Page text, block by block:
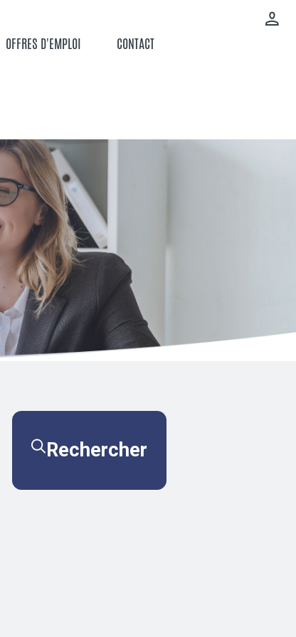
OFFRES D'EMPLOI CONTACT
Rechercher